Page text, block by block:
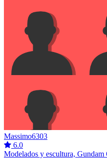
Massimo6303
6.0
Modelados y escultura, Gundam